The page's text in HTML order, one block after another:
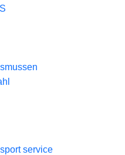
service